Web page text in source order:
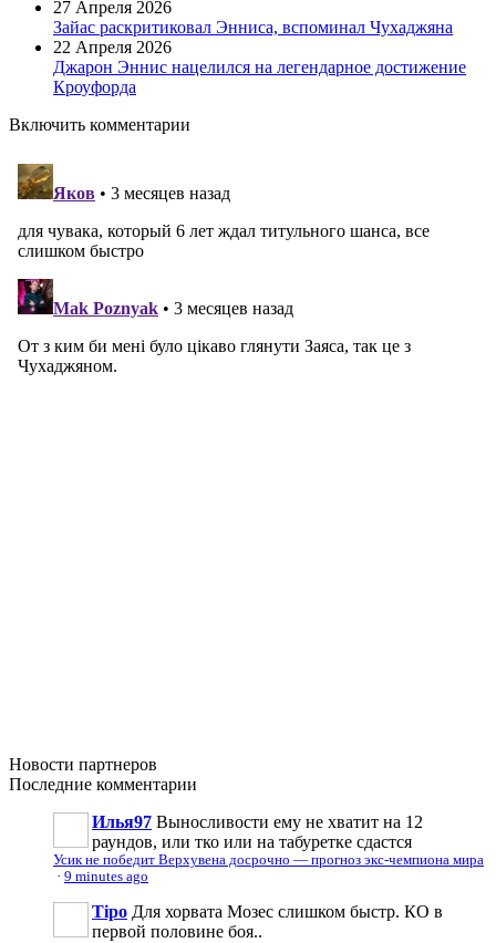
27 Апреля 2026
Зайас раскритиковал Энниса, вспоминал Чухаджяна
22 Апреля 2026
Джарон Эннис нацелился на легендарное достижение
Кроуфорда
Включить комментарии
Новости партнеров
Последние комментарии
Илья97 Выносливости ему не хватит на 12
раундов, или тко или на табуретке сдастся
Усик не победит Верхувена досрочно — прогноз экс-чемпиона мира
· 9 minutes ago
Tipo Для хорвата Мозес слишком быстр. КО в
первой половине боя..